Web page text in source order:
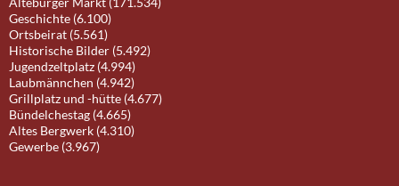
Geschichte (6.100)
Ortsbeirat (5.561)
Historische Bilder (5.492)
Jugendzeltplatz (4.994)
Laubmännchen (4.942)
Grillplatz und -hütte (4.677)
Bündelchestag (4.665)
Altes Bergwerk (4.310)
Gewerbe (3.967)